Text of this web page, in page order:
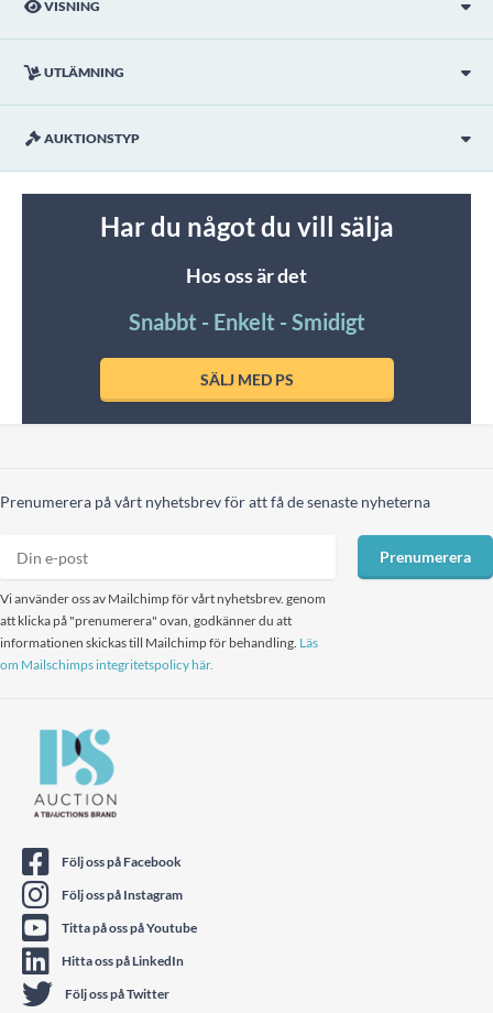
VISNING
UTLÄMNING
AUKTIONSTYP
Har du något du vill sälja
Hos oss är det
Snabbt - Enkelt - Smidigt
SÄLJ MED PS
Prenumerera på vårt nyhetsbrev för att få de senaste nyheterna
Vi använder oss av Mailchimp för vårt nyhetsbrev. genom
att klicka på "prenumerera" ovan, godkänner du att
informationen skickas till Mailchimp för behandling. Läs
om Mailschimps integritetspolicy här.
Prenumerera
Följ oss på Facebook
Följ oss på Instagram
Titta på oss på Youtube
Hitta oss på LinkedIn
Följ oss på Twitter